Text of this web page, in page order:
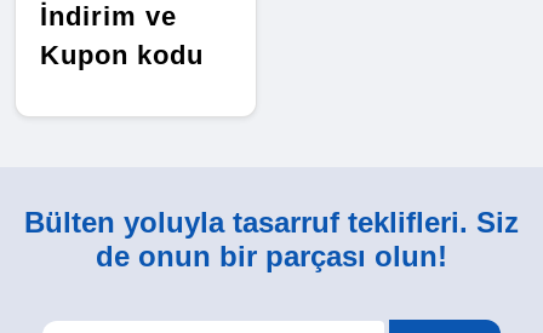
İndirim ve
Kupon kodu
Bülten yoluyla tasarruf teklifleri. Siz
de onun bir parçası olun!